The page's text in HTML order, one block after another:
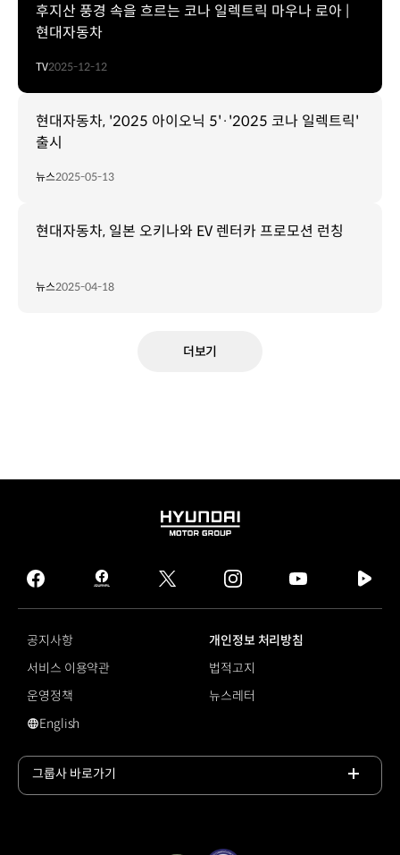
후지산 풍경 속을 흐르는 코나 일렉트릭 마우나 로아 |
현대자동차
TV2025-12-12
현대자동차, '2025 아이오닉 5'·'2025 코나 일렉트릭'
출시
뉴스2025-05-13
현대자동차, 일본 오키나와 EV 렌터카 프로모션 런칭
뉴스2025-04-18
더보기
HYUNDAI
GROUP
facebook
hmg
journal
twitter instagram
tv
공지사항
개인정보 처리방침
서비스 이용약관
법적고지
운영정책
뉴스레터
#코나 일렉트릭
English
그룹사 바로가기